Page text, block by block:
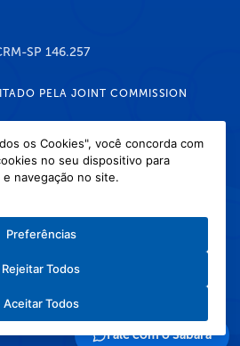
Fale com o Sabará
SP 146.257
PELA JOINT COMMISSION
de Cookies
Sabará — Todos os direitos reservados.
os Cookies", você concorda com
no seu dispositivo para
navegação no site.
Preferências
Rejeitar Todos
Aceitar Todos